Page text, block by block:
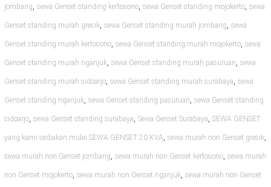
jombang, sewa Genset standing kertosono, sewa Genset standing mojokerto, sewa
Genset standing murah gresik, sewa Genset standing murah jombang, sewa
Genset standing murah kertosono, sewa Genset standing murah mojokerto, sewa
Genset standing murah nganjuk, sewa Genset standing murah pasuruan, sewa
Genset standing murah sidoarjo, sewa Genset standing murah surabaya, sewa
Genset standing nganjuk, sewa Genset standing pasuruan, sewa Genset standing
sidoarjo, sewa Genset standing surabaya, Sewa Genset Surabaya, SEWA GENSET
yang kami sediakan mulai SEWA GENSET 20 KVA, sewa murah non Genset gresik,
sewa murah non Genset jombang, sewa murah non Genset kertosono, sewa murah
non Genset mojokerto, sewa murah non Genset nganjuk, sewa murah non Genset